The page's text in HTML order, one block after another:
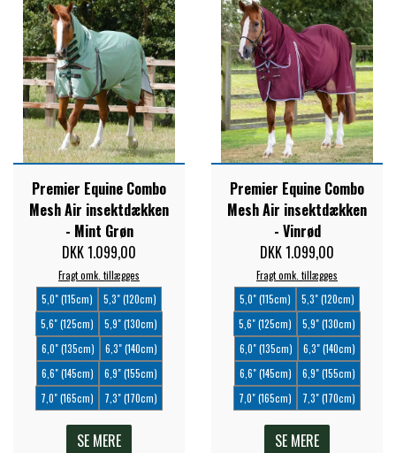
STAR TACK
STUD MUFFIN
TIMER GPS
WALDHAUSEN
Premier Equine Combo
Mesh Air insektdækken
- Mint Grøn
DKK 1.099,00
Fragt omk. tillægges
5,0" (115cm)
5,3" (120cm)
5,6" (125cm)
5,9" (130cm)
6,0" (135cm)
6,3" (140cm)
6,6" (145cm)
6,9" (155cm)
7,0" (165cm)
7,3" (170cm)
SE MERE
Premier Equine Combo
Mesh Air insektdækken
- Vinrød
DKK 1.099,00
Fragt omk. tillægges
5,0" (115cm)
5,3" (120cm)
5,6" (125cm)
5,9" (130cm)
6,0" (135cm)
6,3" (140cm)
6,6" (145cm)
6,9" (155cm)
7,0" (165cm)
7,3" (170cm)
SE MERE